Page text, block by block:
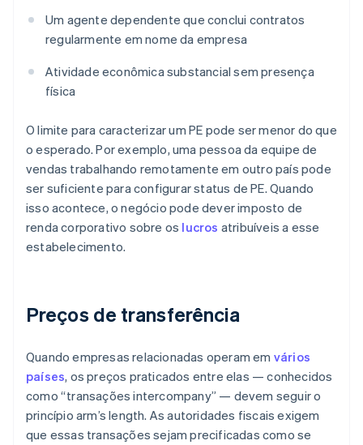
Um agente dependente que conclui contratos
regularmente em nome da empresa
Atividade econômica substancial sem presença
física
O limite para caracterizar um PE pode ser menor do que
o esperado. Por exemplo, uma pessoa da equipe de
vendas trabalhando remotamente em outro país pode
ser suficiente para configurar status de PE. Quando
isso acontece, o negócio pode dever imposto de
renda corporativo sobre os lucros atribuíveis a esse
estabelecimento.
Preços de transferência
Quando empresas relacionadas operam em vários
países, os preços praticados entre elas — conhecidos
como “transações intercompany” — devem seguir o
princípio arm’s length. As autoridades fiscais exigem
que essas transações sejam precificadas como se